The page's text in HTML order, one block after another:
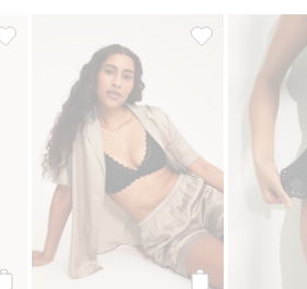
Barrel fit -housut puvulle, LisääPyjama, Lisää